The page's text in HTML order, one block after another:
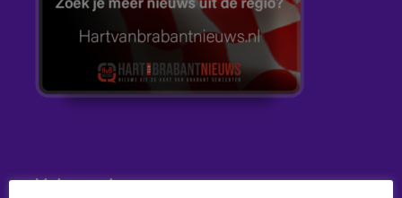
Volg ons!